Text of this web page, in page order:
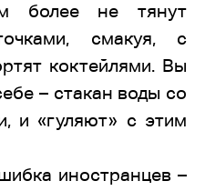
более не тянут
смакуя, с
коктейлями. Вы
– стакан воды со
и «гуляют» с этим
иностранцев –